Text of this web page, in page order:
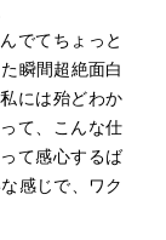
でてちょっと
瞬間超絶面白
には殆どわか
て、こんな仕
て感心するば
感じで、ワク